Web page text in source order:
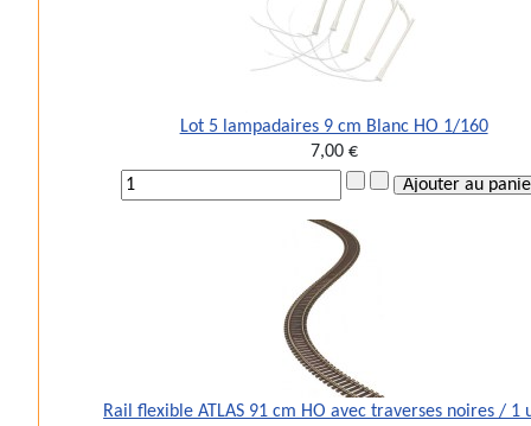
Lot 5 lampadaires 9 cm Blanc HO 1/160
7,00 €
Rail flexible ATLAS 91 cm HO avec traverses noires / 1